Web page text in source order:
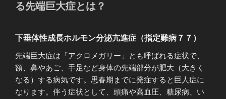
る先端巨大症とは？
下垂体性成長ホルモン分泌亢進症（指定難病７７）
先端巨大症は「アクロメガリー」とも呼ばれる症状で、
額、鼻やあご、手足など身体の先端部分が肥大（大きく
なる）する病気です。思春期までに発症すると巨人症に
なります。伴う症状として、頭痛や高血圧、糖尿病、い